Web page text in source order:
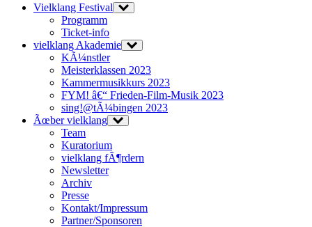
Vielklang Festival
Programm
Ticket-info
vielklang Akademie
KÃ¼nstler
Meisterklassen 2023
Kammermusikkurs 2023
FYM! â€“ Frieden-Film-Musik 2023
sing!@tÃ¼bingen 2023
Ãœber vielklang
Team
Kuratorium
vielklang fÃ¶rdern
Newsletter
Archiv
Presse
Kontakt/Impressum
Partner/Sponsoren